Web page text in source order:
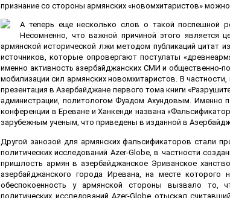
признание со стороны армянских «новомхитаристов»
А теперь еще несколько слов о такой поспешной
Несомненно, что важной причиной этого является
армянской исторической лжи методом публикаций цитат
источников, которые опровергают постулаты
именно активность азербайджанских СМИ и общественно-
мобилизации сил армянских новомхитаристов. В
презентация в Азербайджане первого тома книги
администрации, политологом Фуадом Ахундовым. Именно
конференции в Ереване и Ханкенди названа
зарубежным ученым, что приведены в изданной в
Другой занозой для армянских фальсификаторов стали
политических исследований Azer-Globe, в частности
пришлость армян в азербайджанское Эриванское
азербайджанского города Иревана, на месте
обеспокоенность у армянской стороны вызвало то,
политических исследований Azer-Globe отыскал